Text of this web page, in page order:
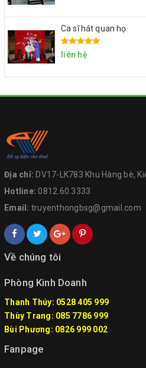
Ca sĩ hát quan họ
liên hệ
Địa chỉ: DV17-LK783 Khu Hàng bè,
Hotline:0812.60.3333
Email: truyenthongbsg@gmail.com
Về chúng tôi
Phòng Kinh Doanh
Thanh Thúy: 0528 405 999
Thùy Trang: 085 7786 999
Bùi Phương: 0826 999 002
Fanpage